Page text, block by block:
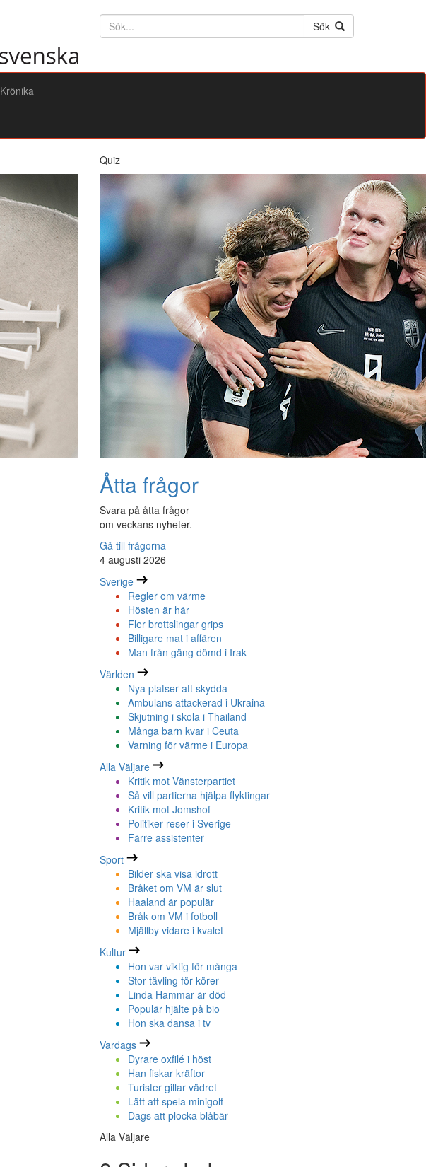
Söktext
Sök
Krönika
Quiz
Åtta frågor
Svara på åtta frågor
om veckans nyheter.
Gå till frågorna
4 augusti 2026
Sverige
Regler om värme
Hösten är här
Fler brottslingar grips
Billigare mat i affären
Man från gäng dömd i Irak
Världen
Nya platser att skydda
Ambulans attackerad i Ukraina
Skjutning i skola i Thailand
Många barn kvar i Ceuta
Varning för värme i Europa
Alla Väljare
Kritik mot Vänsterpartiet
Så vill partierna hjälpa flyktingar
Kritik mot Jomshof
Politiker reser i Sverige
Färre assistenter
Sport
Bilder ska visa idrott
Bråket om VM är slut
Haaland är populär
Bråk om VM i fotboll
Mjällby vidare i kvalet
Kultur
Hon var viktig för många
Stor tävling för körer
Linda Hammar är död
Populär hjälte på bio
Hon ska dansa i tv
Vardags
Dyrare oxfilé i höst
Han fiskar kräftor
Turister gillar vädret
Lätt att spela minigolf
Dags att plocka blåbär
Alla Väljare